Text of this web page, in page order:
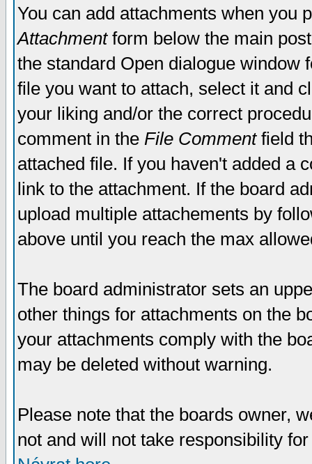
You can add attachments when you
Attachmentform below the main
the standard Open dialogue window
file you want to attach, select it and
your liking and/or the correct
comment in the File Commentfield
attached file. If you haven't added a
link to the attachment. If the board
upload multiple attachements by
above until you reach the max
The board administrator sets an
other things for attachments on the
your attachments comply with the
may be deleted without warning.
Please note that the boards owner,
not and will not take responsibility